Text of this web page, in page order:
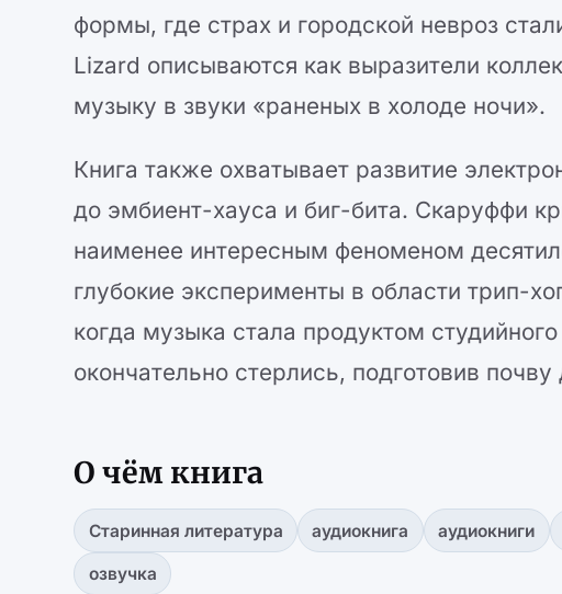
формы, где страх и городской невроз
Lizard описываются как выразители
музыку в звуки «раненых в холоде ночи».
Книга также охватывает развитие
до эмбиент-хауса и биг-бита. Скаруффи
наименее интересным феноменом
глубокие эксперименты в области трип-
когда музыка стала продуктом
окончательно стерлись, подготовив
О чём книга
Старинная литература аудиокнига аудиокниги
озвучка